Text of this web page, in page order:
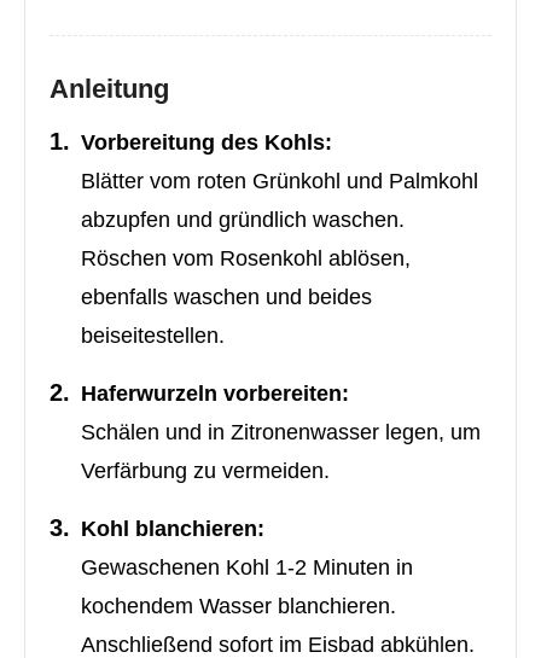
Anleitung
Vorbereitung des Kohls:
Blätter vom roten Grünkohl und Palmkohl
abzupfen und gründlich waschen.
Röschen vom Rosenkohl ablösen,
ebenfalls waschen und beides
beiseitestellen.
Haferwurzeln vorbereiten:
Schälen und in Zitronenwasser legen, um
Verfärbung zu vermeiden.
Kohl blanchieren:
Gewaschenen Kohl 1-2 Minuten in
kochendem Wasser blanchieren.
Anschließend sofort im Eisbad abkühlen.